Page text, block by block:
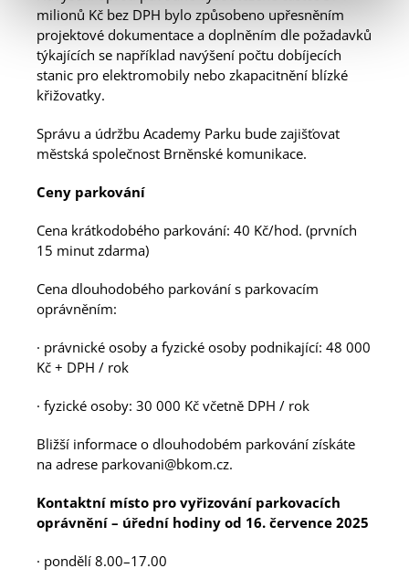
milionů Kč bez DPH bylo způsobeno upřesněním
projektové dokumentace a doplněním dle požadavků
týkajících se například navýšení počtu dobíjecích
stanic pro elektromobily nebo zkapacitnění blízké
křižovatky.
Správu a údržbu Academy Parku bude zajišťovat
městská společnost Brněnské komunikace.
Ceny parkování
Cena krátkodobého parkování: 40 Kč/hod. (prvních
15 minut zdarma)
Cena dlouhodobého parkování s parkovacím
oprávněním:
· právnické osoby a fyzické osoby podnikající: 48 000
Kč + DPH / rok
· fyzické osoby: 30 000 Kč včetně DPH / rok
Bližší informace o dlouhodobém parkování získáte
na adrese parkovani@bkom.cz.
Kontaktní místo pro vyřizování parkovacích
oprávnění – úřední hodiny od 16. července 2025
· pondělí 8.00–17.00